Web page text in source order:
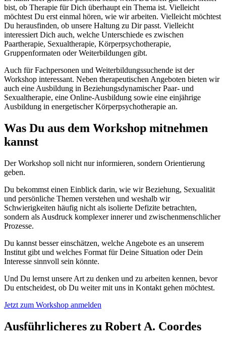
bist, ob Therapie für Dich überhaupt ein Thema ist. Vielleicht
möchtest Du erst einmal hören, wie wir arbeiten. Vielleicht möchtest
Du herausfinden, ob unsere Haltung zu Dir passt. Vielleicht
interessiert Dich auch, welche Unterschiede es zwischen
Paartherapie, Sexualtherapie, Körperpsychotherapie,
Gruppenformaten oder Weiterbildungen gibt.
Auch für Fachpersonen und Weiterbildungssuchende ist der
Workshop interessant. Neben therapeutischen Angeboten bieten wir
auch eine Ausbildung in Beziehungsdynamischer Paar- und
Sexualtherapie, eine Online-Ausbildung sowie eine einjährige
Ausbildung in energetischer Körperpsychotherapie an.
Was Du aus dem Workshop mitnehmen
kannst
Der Workshop soll nicht nur informieren, sondern Orientierung
geben.
Du bekommst einen Einblick darin, wie wir Beziehung, Sexualität
und persönliche Themen verstehen und weshalb wir
Schwierigkeiten häufig nicht als isolierte Defizite betrachten,
sondern als Ausdruck komplexer innerer und zwischenmenschlicher
Prozesse.
Du kannst besser einschätzen, welche Angebote es an unserem
Institut gibt und welches Format für Deine Situation oder Dein
Interesse sinnvoll sein könnte.
Und Du lernst unsere Art zu denken und zu arbeiten kennen, bevor
Du entscheidest, ob Du weiter mit uns in Kontakt gehen möchtest.
Jetzt zum Workshop anmelden
Ausführlicheres zu Robert A. Coordes